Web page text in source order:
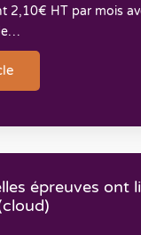
2,10€ HT par mois
épreuves ont